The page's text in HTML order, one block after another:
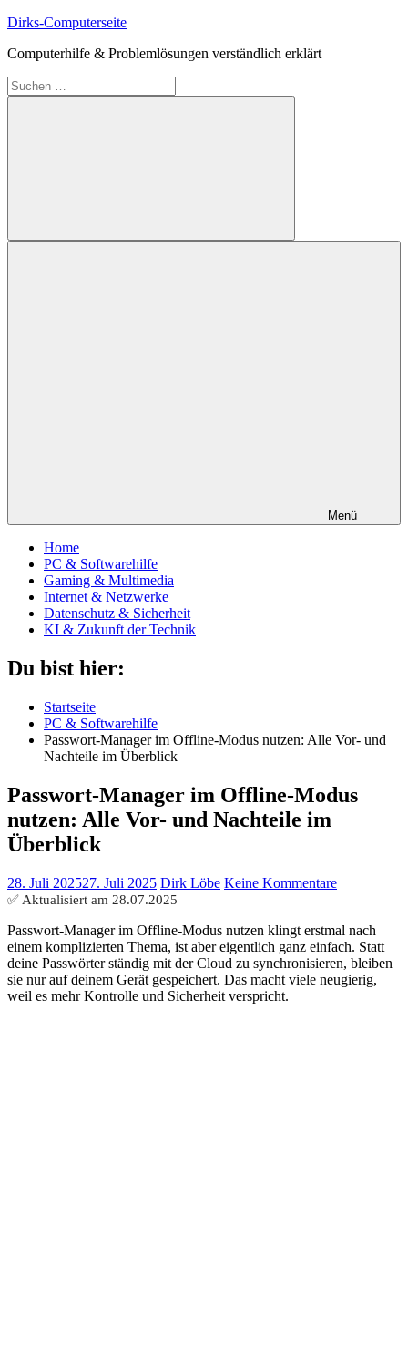
Zum
springen
Dirks-Computerseite
Computerhilfe & Problemlösungen verständlich erklärt
Suchen
nach:
Suchen
Menü
Home
PC & Softwarehilfe
Gaming & Multimedia
Internet & Netzwerke
Datenschutz & Sicherheit
KI & Zukunft der Technik
Du bist hier:
Startseite
PC & Softwarehilfe
Passwort-Manager im Offline-Modus nutzen: Alle Vor- und
Nachteile im Überblick
Passwort-Manager im Offline-Modus
nutzen: Alle Vor- und Nachteile im
Überblick
28. Juli 202527. Juli 2025 Dirk Löbe Keine Kommentare
✅ Aktualisiert am 28.07.2025
Passwort-Manager im Offline-Modus nutzen klingt erstmal nach
einem komplizierten Thema, ist aber eigentlich ganz einfach. Statt
deine Passwörter ständig mit der Cloud zu synchronisieren, bleiben
sie nur auf deinem Gerät gespeichert. Das macht viele neugierig,
weil es mehr Kontrolle und Sicherheit verspricht.